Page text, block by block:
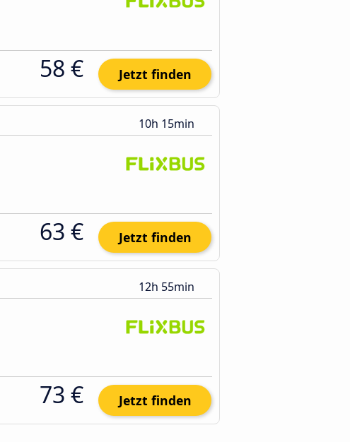
58 € Jetzt finden
10h 15min
63 € Jetzt finden
12h 55min
73 € Jetzt finden